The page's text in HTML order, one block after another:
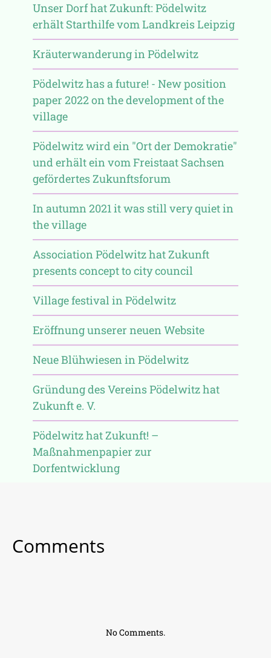
Unser Dorf hat Zukunft: Pödelwitz
erhält Starthilfe vom Landkreis Leipzig
Kräuterwanderung in Pödelwitz
Pödelwitz has a future! - New position
paper 2022 on the development of the
village
Pödelwitz wird ein "Ort der Demokratie"
und erhält ein vom Freistaat Sachsen
gefördertes Zukunftsforum
In autumn 2021 it was still very quiet in
the village
Association Pödelwitz hat Zukunft
presents concept to city council
Village festival in Pödelwitz
Eröffnung unserer neuen Website
Neue Blühwiesen in Pödelwitz
Gründung des Vereins Pödelwitz hat
Zukunft e. V.
Pödelwitz hat Zukunft! –
Maßnahmenpapier zur
Dorfentwicklung
Comments
No Comments.